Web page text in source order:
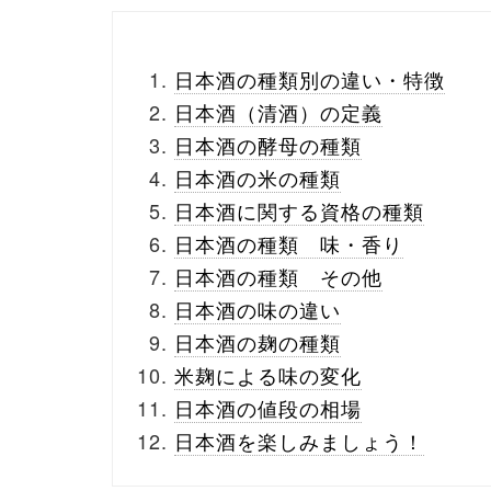
日本酒の種類別の違い・特徴
日本酒（清酒）の定義
日本酒の酵母の種類
日本酒の米の種類
日本酒に関する資格の種類
日本酒の種類 味・香り
日本酒の種類 その他
日本酒の味の違い
日本酒の麹の種類
米麹による味の変化
日本酒の値段の相場
日本酒を楽しみましょう！